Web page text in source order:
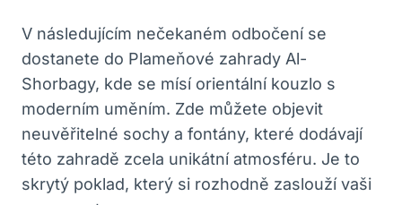
V následujícím nečekaném odbočení se
dostanete do Plameňové zahrady Al-
Shorbagy, kde se mísí orientální kouzlo s
moderním uměním. Zde můžete objevit
neuvěřitelné sochy a fontány, které dodávají
této zahradě zcela unikátní atmosféru. Je to
skrytý poklad, který si rozhodně zaslouží vaši